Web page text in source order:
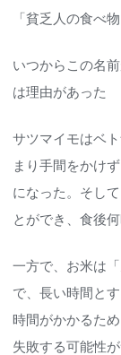
「貧乏人の食べ
いつからこの名
は理由があった
サツマイモはベ
まり手間をかけ
になった。そし
とができ、食後
一方で、お米は
で、長い時間と
時間がかかるた
失敗する可能性